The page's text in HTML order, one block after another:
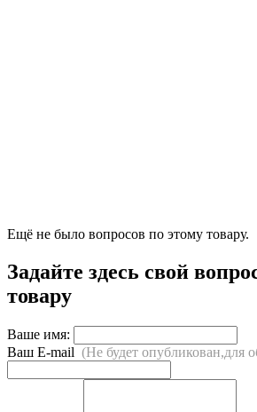
Ещё не было вопросов по этому товару.
Задайте здесь свой
товару
Ваше имя:
Ваш E-mail (Не будет опубликован,для